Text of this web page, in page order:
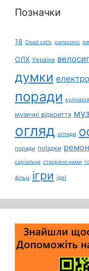
Позначки
18 Dead cells panasonic
ОЛХ Україна
думки
поради кулінарія
музичні відкриття
огляд огляди
поради поїздки
серіальне створено нами
фільм ігри ідеї